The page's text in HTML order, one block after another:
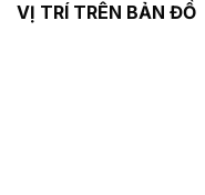
VỊ TRÍ TRÊN BẢN ĐỒ